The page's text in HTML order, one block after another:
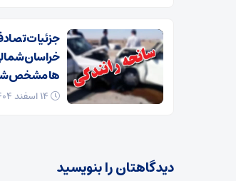
جزئیات
ها مشخص
دیدگاهتان را بنویسید